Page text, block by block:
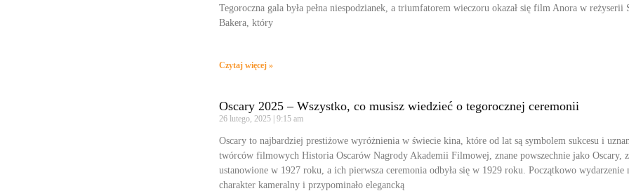
Tegoroczna gala była pełna niespodzianek, a triumfatorem wieczoru okazał się film Anora w reżyserii
Bakera, który
Czytaj więcej »
Oscary 2025 – Wszystko, co musisz wiedzieć o tegorocznej ceremonii
26 lutego, 2025 9:15 am
Oscary to najbardziej prestiżowe wyróżnienia w świecie kina, które od lat są symbolem sukcesu i
twórców filmowych Historia Oscarów Nagrody Akademii Filmowej, znane powszechnie jako Oscary,
ustanowione w 1927 roku, a ich pierwsza ceremonia odbyła się w 1929 roku. Początkowo wydarzenie
charakter kameralny i przypominało elegancką